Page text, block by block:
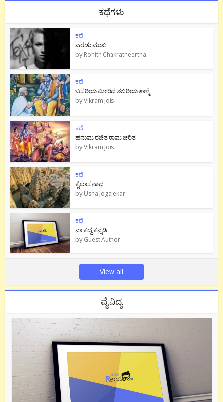
ಕಥೆಗಳು
ಕಥೆ
ಎರಡು ಮುಖ
byRohith Chakratheertha
ಕಥೆ
ಬಸರಿಯ ಮೀರಿದ ಶಬರಿಯ ತಾಳ್ಮೆ
byVikram Jois
ಕಥೆ
ಹನುಮ ರಚಿತ ರಾಮ‌ ಚರಿತ
byVikram Jois
ಕಥೆ
ಕೈಲಾಸನಾಥ
byUsha Jogalekar
ಕಥೆ
ನಾ ಕದ್ದ ಕನ್ನಡಿ
byGuest Author
View all
ವೈವಿದ್ಯ